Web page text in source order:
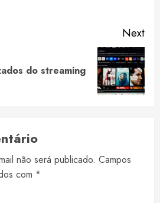
Next
do streaming
não será publicado. Campos
com *